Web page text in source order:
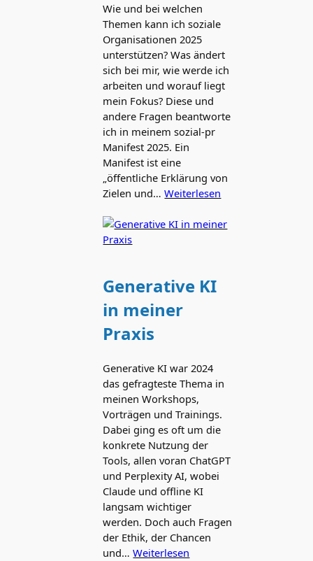
Wie und bei welchen
Themen kann ich soziale
Organisationen 2025
unterstützen? Was ändert
sich bei mir, wie werde ich
arbeiten und worauf liegt
mein Fokus? Diese und
andere Fragen beantworte
ich in meinem sozial-pr
Manifest 2025. Ein
Manifest ist eine
„öffentliche Erklärung von
Zielen und…Weiterlesen
Generative KI
in meiner
Praxis
Generative KI war 2024
das gefragteste Thema in
meinen Workshops,
Vorträgen und Trainings.
Dabei ging es oft um die
konkrete Nutzung der
Tools, allen voran ChatGPT
und Perplexity AI, wobei
Claude und offline KI
langsam wichtiger
werden. Doch auch Fragen
der Ethik, der Chancen
und…Weiterlesen